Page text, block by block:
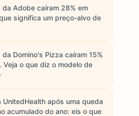
da Adobe caíram 28% em
significa um preço-alvo de
Domino's Pizza caíram 15%
Veja o que diz o modelo de
UnitedHealth após uma queda
acumulado do ano: eis o que